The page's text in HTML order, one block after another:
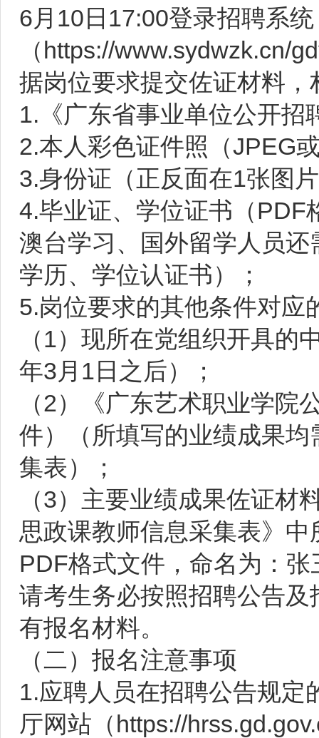
6月10日17:00登录招聘系统
（https://www.sydwzk.cn/
据岗位要求提交佐证材料，
1.《广东省事业单位公开招
2.本人彩色证件照（JPEG
3.身份证（正反面在1张图
4.毕业证、学位证书（PDF
澳台学习、国外留学人员
学历、学位认证书）；
5.岗位要求的其他条件对应
（1）现所在党组织开具的
年3月1日之后）；
（2）《广东艺术职业学院
件）（所填写的业绩成果
集表）；
（3）主要业绩成果佐证材
思政课教师信息采集表》
PDF格式文件，命名为：
请考生务必按照招聘公告
有报名材料。
（二）报名注意事项
1.应聘人员在招聘公告规定
厅网站（https://